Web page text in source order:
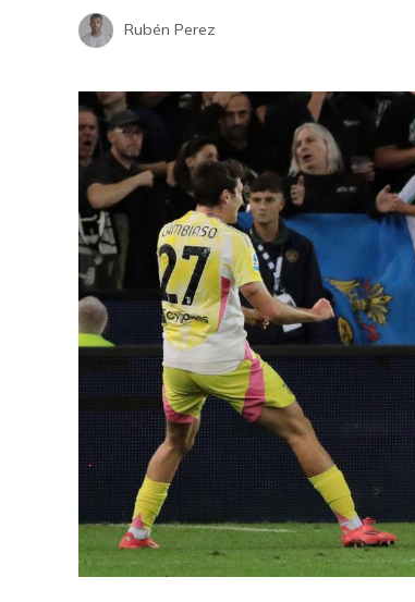
Rubén Perez
Las ecuaciones más influyentes en la
historia de la ciencia y la tecnología
actual
Hace 5 días
Los
la
digital